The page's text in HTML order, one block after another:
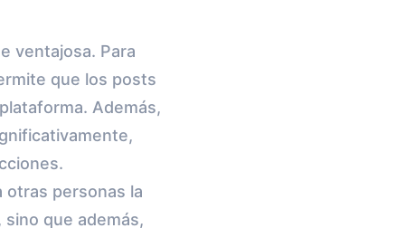
ventajosa. Para
que los posts
Además,
otras personas la
que además,